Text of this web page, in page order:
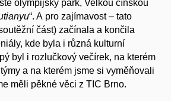
olympijský park, Velkou čínskou
“. A pro zajímavost – tato
část) začínala a končila
kde byla i různá kulturní
byl i rozlučkový večírek, na kterém
a na kterém jsme si vyměňovali
měli pěkné věci z TIC Brno.